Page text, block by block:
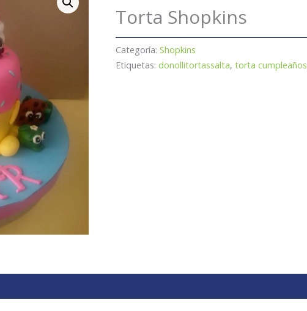
Torta Shopkins
Categoría:Shopkins
Etiquetas: donollitortassalta,torta cumpleaños